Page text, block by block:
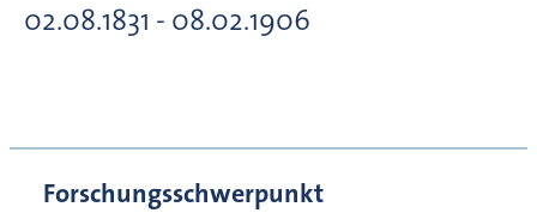
02.08.1831 - 08.02.1906
Forschungsschwerpunkt